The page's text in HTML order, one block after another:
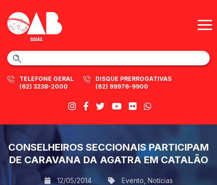
TELEFONE GERAL
(62) 3238-2000
DISQUE PRERROGATIVAS
(62) 99976-9900
CONSELHEIROS SECCIONAIS PARTICIPAM
DE CARAVANA DA AGATRA EM CATALÃO
12/05/2014 Evento Notícias